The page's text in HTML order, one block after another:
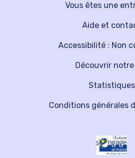
Vous êtes une
Découvrir notre
Aide et
Statistiques
Accessibilité : Non
Conditions générales